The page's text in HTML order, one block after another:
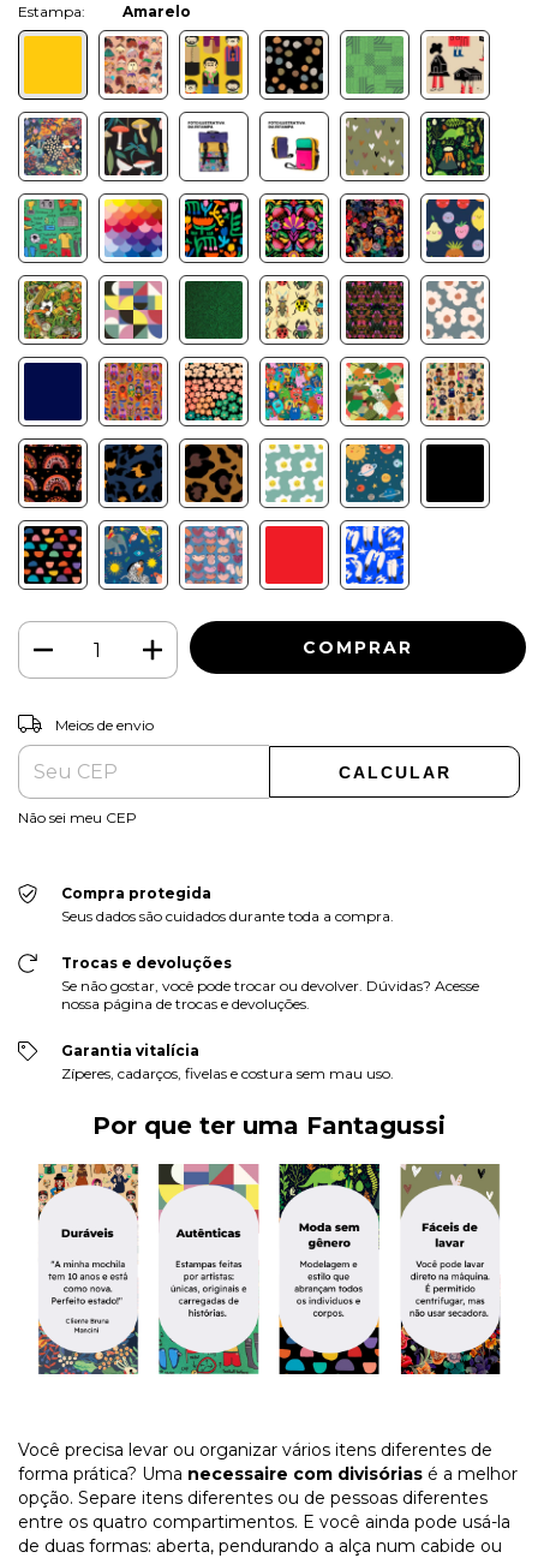
Amarelo
Entregas para o CEP:
Meios de envio
CALCULAR
Não sei meu CEP
Compra protegida
Seus dados são cuidados durante toda a compra.
Trocas e devoluções
Se não gostar, você pode trocar ou devolver. Dúvidas? Acesse
nossa página de trocas e devoluções.
Garantia vitalícia
Zíperes, cadarços, fivelas e costura sem mau uso.
Por que ter uma Fantagussi
Você precisa levar ou organizar vários itens diferentes de
forma prática? Uma necessaire com divisórias é a melhor
opção. Separe itens diferentes ou de pessoas diferentes
entre os quatro compartimentos. E você ainda pode usá-la
de duas formas: aberta, pendurando a alça num cabide ou